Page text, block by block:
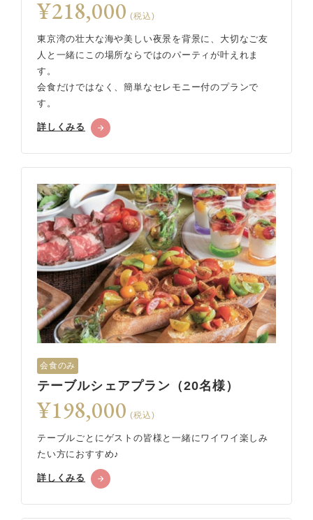
¥218,000 (税込)
東京湾の壮大な海や美しい夜景を背景に、大切なご友
人と一緒にこの場所ならではのパーティが叶えれま
す。
会食だけではなく、簡単なセレモニー付のプランで
す。
詳しくみる
会食のみ
テーブルシェアプラン（20名様）
¥198,000 (税込)
テーブルごとにゲストの皆様と一緒にワイワイ楽しみ
たい方におすすめ♪
詳しくみる